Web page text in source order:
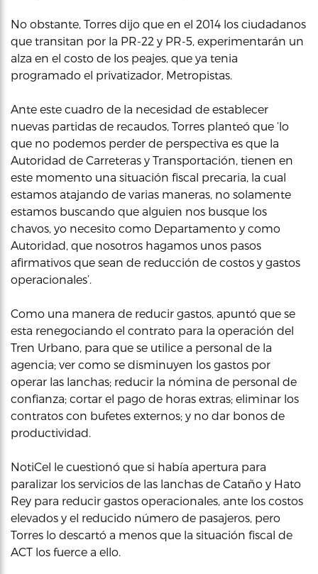
No obstante, Torres dijo que en el 2014 los ciudadanos
que transitan por la PR-22 y PR-5, experimentarán un
alza en el costo de los peajes, que ya tenia
programado el privatizador, Metropistas.
Ante este cuadro de la necesidad de establecer
nuevas partidas de recaudos, Torres planteó que ‘lo
que no podemos perder de perspectiva es que la
Autoridad de Carreteras y Transportación, tienen en
este momento una situación fiscal precaria, la cual
estamos atajando de varias maneras, no solamente
estamos buscando que alguien nos busque los
chavos, yo necesito como Departamento y como
Autoridad, que nosotros hagamos unos pasos
afirmativos que sean de reducción de costos y gastos
operacionales’.
Como una manera de reducir gastos, apuntó que se
esta renegociando el contrato para la operación del
Tren Urbano, para que se utilice a personal de la
agencia; ver como se disminuyen los gastos por
operar las lanchas; reducir la nómina de personal de
confianza; cortar el pago de horas extras; eliminar los
contratos con bufetes externos; y no dar bonos de
productividad.
NotiCel le cuestionó que si había apertura para
paralizar los servicios de las lanchas de Cataño y Hato
Rey para reducir gastos operacionales, ante los costos
elevados y el reducido número de pasajeros, pero
Torres lo descartó a menos que la situación fiscal de
ACT los fuerce a ello.